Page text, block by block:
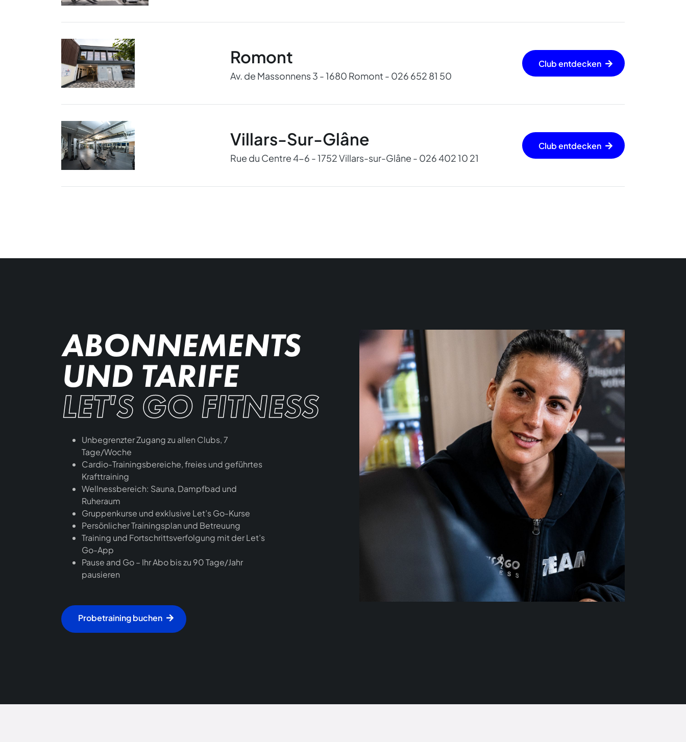
Romont
Av. de Massonnens 3 - 1680 Romont - 026 652 81 50
Club entdecken
Villars-Sur-Glâne
Rue du Centre 4-6 - 1752 Villars-sur-Glâne - 026 402 10 21
Club entdecken
ABONNEMENTS
UND TARIFE
LET'S GO FITNESS
Unbegrenzter Zugang zu allen Clubs, 7
Tage/Woche
Cardio-Trainingsbereiche, freies und geführtes
Krafttraining
Wellnessbereich: Sauna, Dampfbad und
Ruheraum
Gruppenkurse und exklusive Let’s Go-Kurse
Persönlicher Trainingsplan und Betreuung
Training und Fortschrittsverfolgung mit der Let’s
Go-App
Pause and Go – Ihr Abo bis zu 90 Tage/Jahr
pausieren
Probetraining buchen